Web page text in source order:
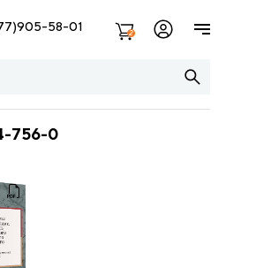
58-01 2
756-0